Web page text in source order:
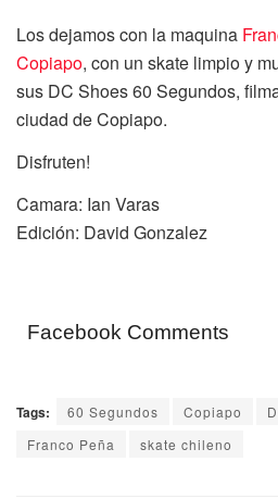
Los dejamos con la maquina
Copiapo, con un skate limpio y
sus DC Shoes 60 Segundos,
ciudad de Copiapo.
Disfruten!
Camara: Ian Varas
Edición: David Gonzalez
Facebook Comments
Tags: 60 Segundos Copiapo
Franco Peña
skate chileno